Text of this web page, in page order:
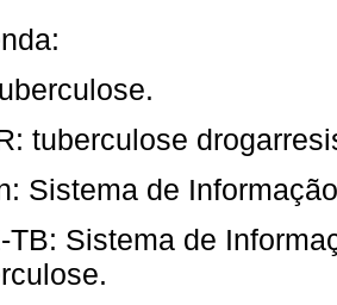
tuberculose
Sistema de
TB: Sistema de